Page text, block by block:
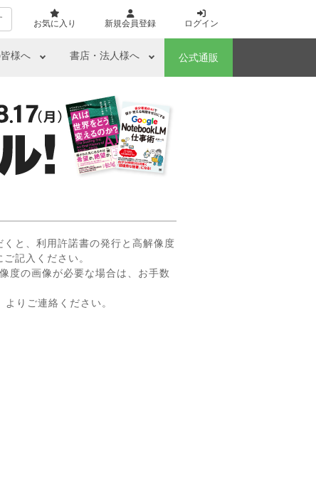
お気に入り 新規会員登録 ログイン
様へ 書店・法人様へ 公式通販
と、利用許諾書の発行と高解像度
記入ください。
度の画像が必要な場合は、お手数
よりご連絡ください。